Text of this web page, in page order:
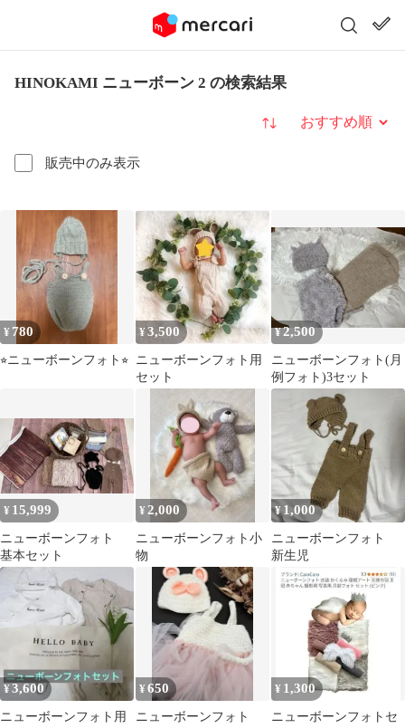
HINOKAMI ニューボーン 2 の検索結果
販売中のみ表示
並び替え
¥ 780
⭐︎ニューボーンフォト⭐︎
¥3,500
ニューボーンフォト用
セット
¥2,500
ニューボーンフォト(月
例フォト)3セット
¥ 15,999
ニューボーンフォト
基本セット
¥ 2,000
ニューボーンフォト小
物
¥ 1,000
ニューボーンフォト
新生児
¥3,600
ニューボーンフォト用
¥650
ニューボーンフォト
¥ 1,300
ニューボーンフォトセ